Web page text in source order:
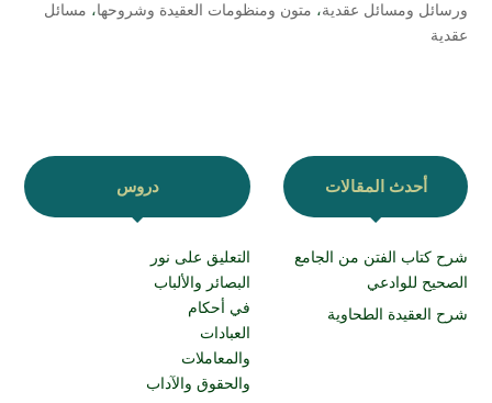
ورسائل ومسائل عقدية، متون ومنظومات العقيدة وشروحها، مسائل
عقدية
أحدث المقالات
شرح كتاب الفتن من الجامع
الصحيح للوادعي
شرح العقيدة الطحاوية
دروس
التعليق على نور
البصائر والألباب
في أحكام
العبادات
والمعاملات
والحقوق والآداب